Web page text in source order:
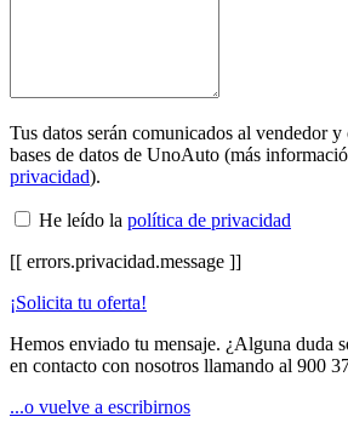
Tus datos serán comunicados al vendedor y
bases de datos de UnoAuto (más
privacidad).
He leído la política de privacidad
[[ errors.privacidad.message ]]
¡Solicita tu oferta!
Hemos enviado tu mensaje. ¿Alguna duda
en contacto con nosotros llamando al 900
...o vuelve a escribirnos